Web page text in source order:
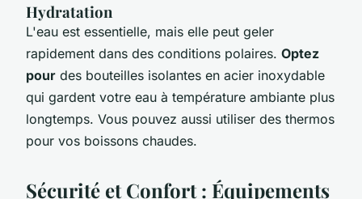
Hydratation
L'eau est essentielle, mais elle peut geler
rapidement dans des conditions polaires. Optez
pour des bouteilles isolantes en acier inoxydable
qui gardent votre eau à température ambiante plus
longtemps. Vous pouvez aussi utiliser des thermos
pour vos boissons chaudes.
Sécurité et Confort : Équipements